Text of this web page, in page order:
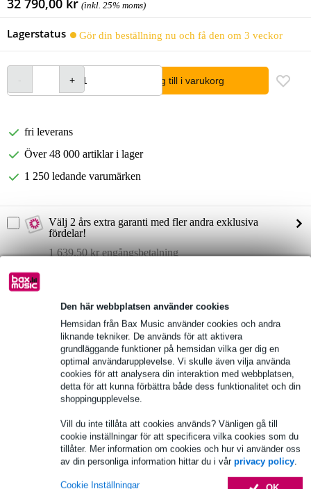
Den här webbplatsen använder cookies
Hemsidan från Bax Music använder cookies och andra
liknande tekniker. De används för att aktivera
grundläggande funktioner på hemsidan vilka ger dig en
optimal användarupplevelse. Vi skulle även vilja använda
cookies för att analysera din interaktion med webbplatsen,
detta för att kunna förbättra både dess funktionalitet och din
shoppingupplevelse.
Vill du inte tillåta att cookies används? Vänligen gå till
cookie inställningar för att specificera vilka cookies som du
tillåter. Mer information om cookies och hur vi använder oss
av din personliga information hittar du i vår privacy policy.
Cookie Inställningar
32 790,00 kr (inkl. 25% moms)
Lagerstatus Gör din beställning nu och få den om 3 veckor
lägg till i varukorg
fri leverans
Över 48 000 artiklar i lager
1 250 ledande varumärken
Välj 2 års extra garanti med fler andra exklusiva
fördelar!
1 639,50 kr engångsbetalning
Produktinformation
16 in/16 ut Dante-aktiverad scenbox
16 XLR-mikrofon-/linjeingångar med +48 phantom power och
SIG OL LED-indikatorer för ingångssignal/överbelastning
16 XLR-linjeutgångar med SIG OL LED-indikatorer för
utgångssignal
Fullständiga specifikationer